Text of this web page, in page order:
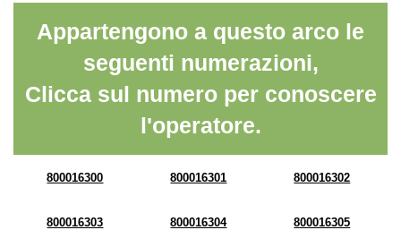
Appartengono a questo arco le
seguenti numerazioni,
Clicca sul numero per conoscere
l'operatore.
800016300 800016301 800016302
800016303 800016304 800016305